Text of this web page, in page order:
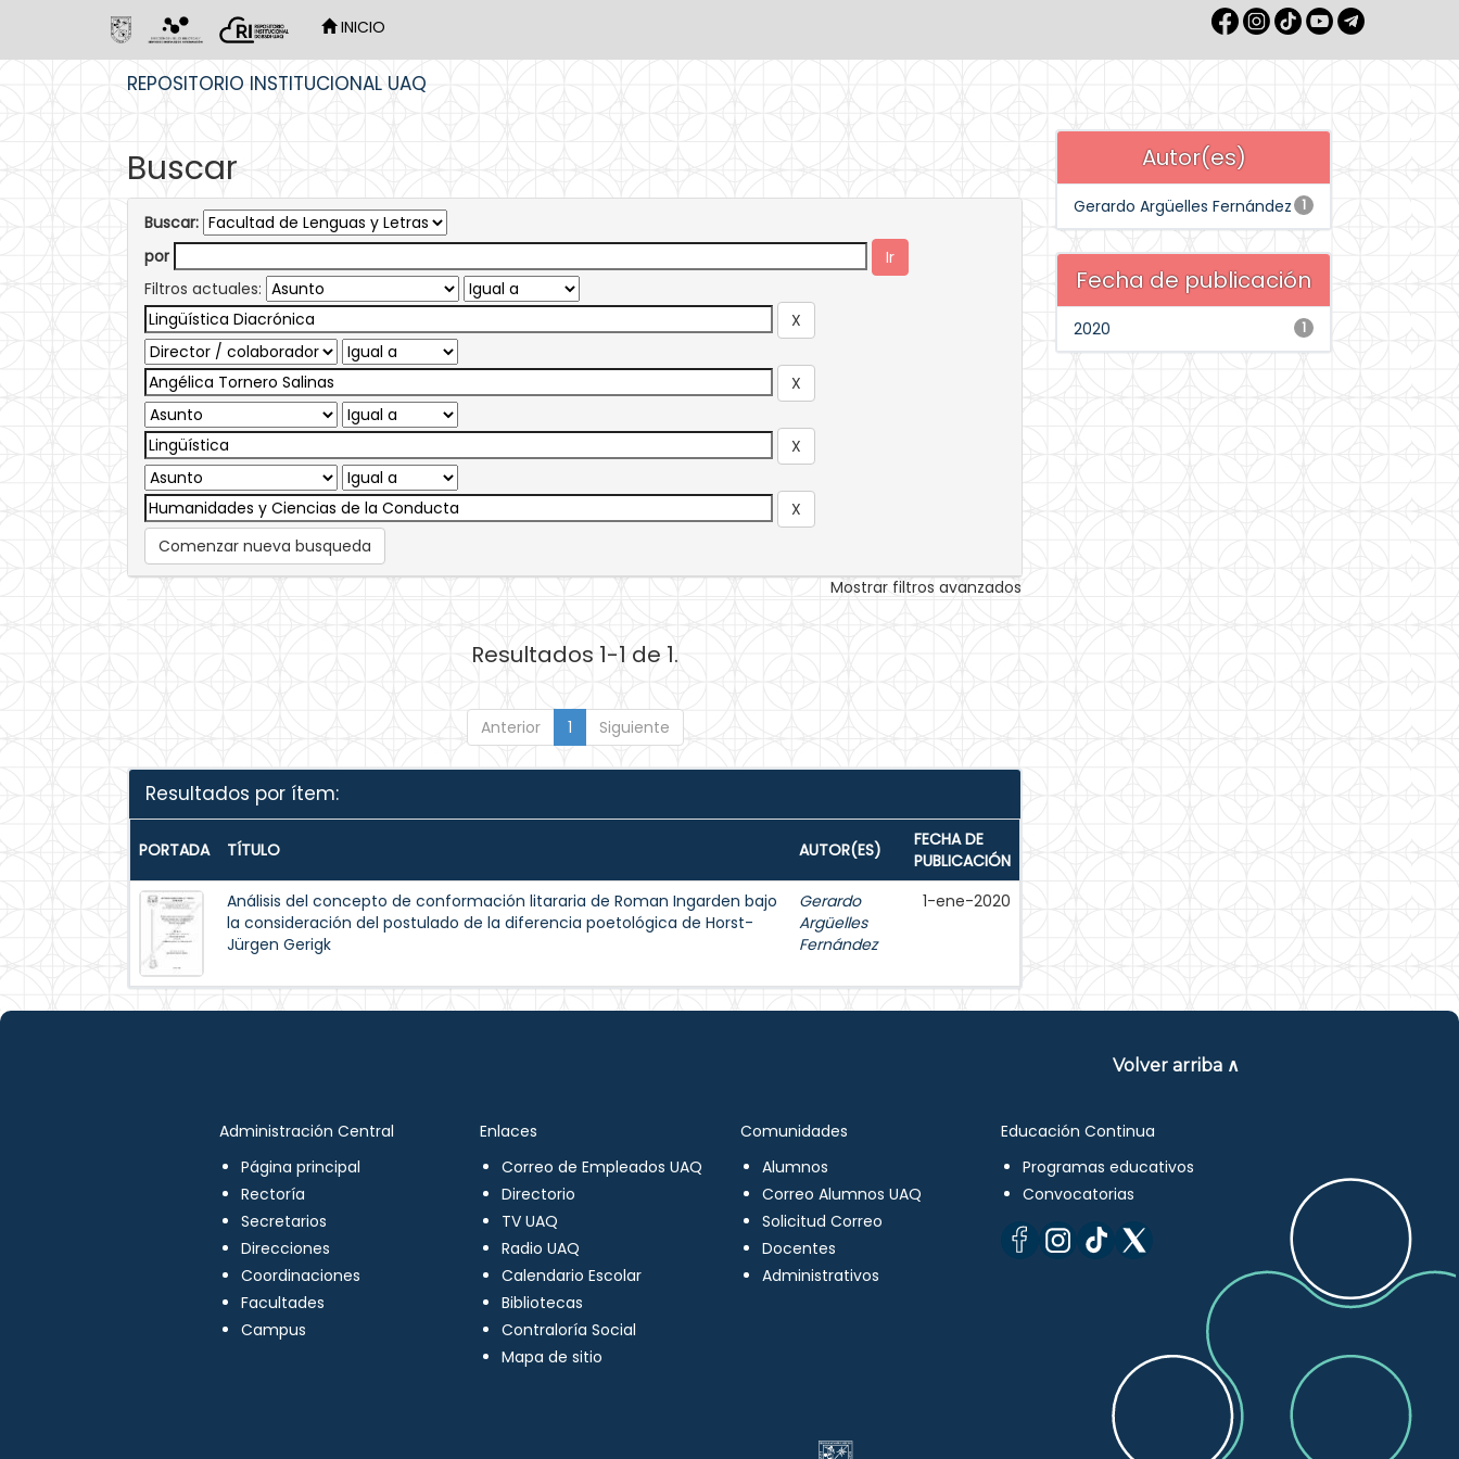
INICIO
REPOSITORIO INSTITUCIONAL UAQ
Buscar
Buscar:
por
Filtros actuales:
Comenzar nueva busqueda
Mostrar filtros avanzados
Resultados 1-1 de 1.
Anterior 1 Siguiente
Resultados por ítem:
PORTADA TÍTULO AUTOR(ES)
FECHA DE
PUBLICACIÓN
Análisis del concepto de conformación litararia de Roman Ingarden bajo
la consideración del postulado de la diferencia poetológica de Horst-
Jürgen Gerigk
Gerardo
Argüelles
Fernández
1-ene-2020
Autor(es)
1
Gerardo Argüelles Fernández
Fecha de publicación
1
2020
Volver arriba ∧
Administración Central
Página principal
Rectoría
Secretarios
Direcciones
Coordinaciones
Facultades
Campus
Enlaces
Correo de Empleados UAQ
Directorio
TV UAQ
Radio UAQ
Calendario Escolar
Bibliotecas
Contraloría Social
Mapa de sitio
Comunidades
Alumnos
Correo Alumnos UAQ
Solicitud Correo
Docentes
Administrativos
Educación Continua
Programas educativos
Convocatorias